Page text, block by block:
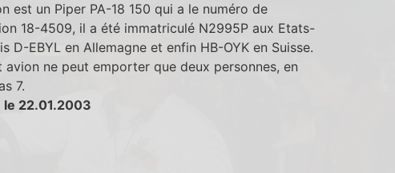
est un Piper PA-18 150 qui a le numéro de
18-4509, il a été immatriculé N2995P aux Etats-
D-EBYL en Allemagne et enfin HB-OYK en Suisse.
avion ne peut emporter que deux personnes, en
7.
le 22.01.2003